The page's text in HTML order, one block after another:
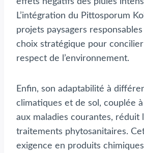
L’intégration du Pittosporum
projets paysagers
choix stratégique pour
respect de l’environnement.
Enfin, son adaptabilité à
climatiques et de sol, couplée
aux maladies courantes, réduit
traitements phytosanitaires.
exigence en produits